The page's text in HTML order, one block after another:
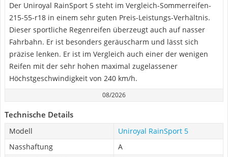
Der Uniroyal RainSport 5 steht im Vergleich-Sommerreifen-
215-55-r18 in einem sehr guten Preis-Leistungs-Verhältnis.
Dieser sportliche Regenreifen überzeugt auch auf nasser
Fahrbahn. Er ist besonders geräuscharm und lässt sich
präzise lenken. Er ist im Vergleich auch einer der wenigen
Reifen mit der sehr hohen maximal zugelassener
Höchstgeschwindigkeit von 240 km/h.
08/2026
Technische Details
Modell
Uniroyal RainSport 5
Nasshaftung
A